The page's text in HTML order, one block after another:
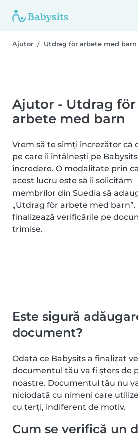
Ajutor Utdrag för arbete med barn
Ajutor - Utdrag för
arbete med barn
Vrem să te simți încrezător că
pe care îi întâlnești pe
încredere. O modalitate prin
acest lucru este să îi solicităm
membrilor din Suedia să
„Utdrag för arbete med barn”.
finalizează verificările pe
trimise.
Este sigură
document?
Odată ce Babysits a finalizat
documentul tău va fi șters de
noastre. Documentul tău nu
niciodată cu nimeni care
cu terți, indiferent de motiv.
Cum se verifică un